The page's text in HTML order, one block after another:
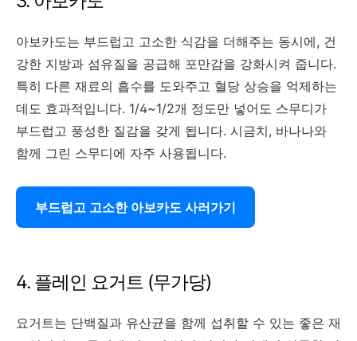
아보카도는 부드럽고 고소한 식감을 더해주는 동시에, 건
강한 지방과 섬유질을 공급해 포만감을 강화시켜 줍니다.
특히 다른 재료의 흡수를 도와주고 혈당 상승을 억제하는
데도 효과적입니다. 1/4~1/2개 정도만 넣어도 스무디가
부드럽고 풍성한 질감을 갖게 됩니다. 시금치, 바나나와
함께 그린 스무디에 자주 사용됩니다.
부드럽고 고소한 아보카도 사러가기
4. 플레인 요거트 (무가당)
요거트는 단백질과 유산균을 함께 섭취할 수 있는 좋은 재